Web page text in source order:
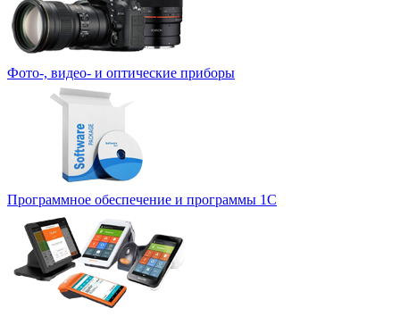
Фото-, видео- и оптические приборы
Программное обеспечение и программы 1С